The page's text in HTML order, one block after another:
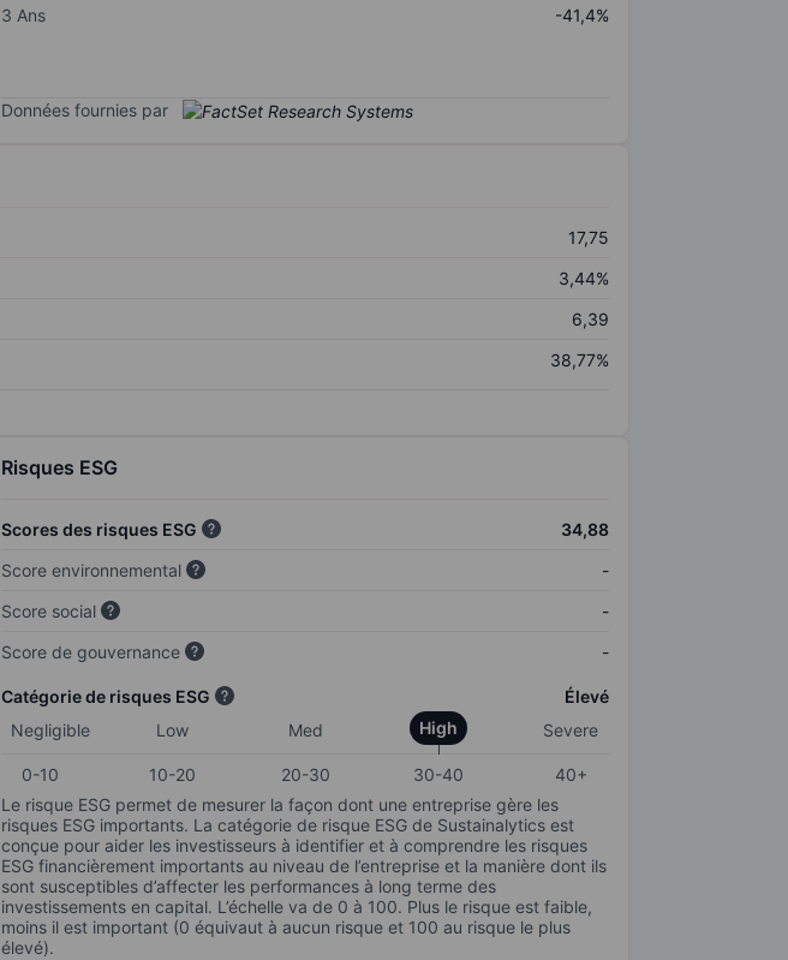
3 Ans
-41,4%
Données fournies par
17,75
3,44%
6,39
38,77%
Risques ESG
Scores des risques ESG
34,88
Score environnemental
-
Score social
-
Score de gouvernance
-
Catégorie de risques ESG
Élevé
Negligible
Low Med High Severe
0-10 10-20 20-30 30-40
40+
Le risque ESG permet de mesurer la façon dont une entreprise gère les
risques ESG importants. La catégorie de risque ESG de Sustainalytics est
conçue pour aider les investisseurs à identifier et à comprendre les risques
ESG financièrement importants au niveau de l’entreprise et la manière dont ils
sont susceptibles d’affecter les performances à long terme des
investissements en capital. L’échelle va de 0 à 100. Plus le risque est faible,
moins il est important (0 équivaut à aucun risque et 100 au risque le plus
élevé).